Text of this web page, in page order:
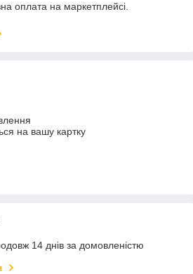
оплата на маркетплейсі.
на вашу картку
14 днів за домовленістю